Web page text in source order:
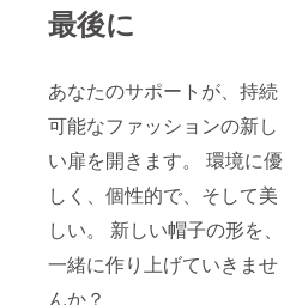
最後に
あなたのサポートが、持続
可能なファッションの新し
い扉を開きます。 環境に優
しく、個性的で、そして美
しい。 新しい帽子の形を、
一緒に作り上げていきませ
んか？